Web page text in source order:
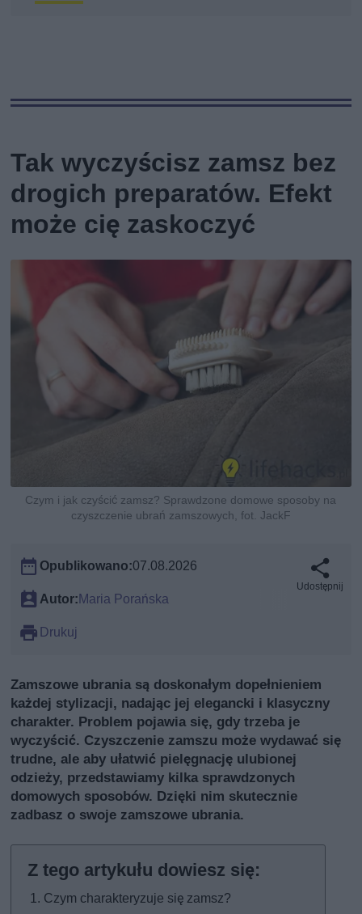
Tak wyczyścisz zamsz bez
drogich preparatów. Efekt
może cię zaskoczyć
Czym i jak czyścić zamsz? Sprawdzone domowe sposoby na
czyszczenie ubrań zamszowych, fot. JackF
Opublikowano:07.08.2026
Autor:Maria Porańska
Drukuj
Udostępnij
Zamszowe ubrania są doskonałym dopełnieniem
każdej stylizacji, nadając jej elegancki i klasyczny
charakter. Problem pojawia się, gdy trzeba je
wyczyścić. Czyszczenie zamszu może wydawać się
trudne, ale aby ułatwić pielęgnację ulubionej
odzieży, przedstawiamy kilka sprawdzonych
domowych sposobów. Dzięki nim skutecznie
zadbasz o swoje zamszowe ubrania.
Czym charakteryzuje się zamsz?